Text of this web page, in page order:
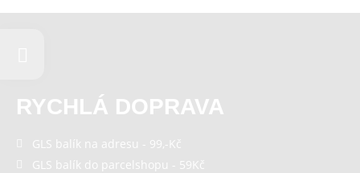
RYCHLÁ DOPRAVA
GLS balík na adresu - 99,-Kč
GLS balík do parcelshopu - 59Kč